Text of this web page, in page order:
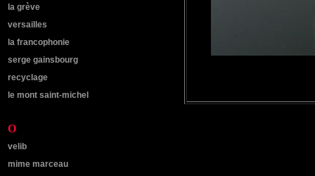
la grève
versailles
la francophonie
serge gainsbourg
recyclage
le mont saint-michel
O
velib
mime marceau